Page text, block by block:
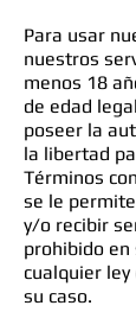
Para usar
nuestros
menos 18
de edad
poseer la
la libertad
Términos
se le
y/o recibir
prohibido en
cualquier
su caso.